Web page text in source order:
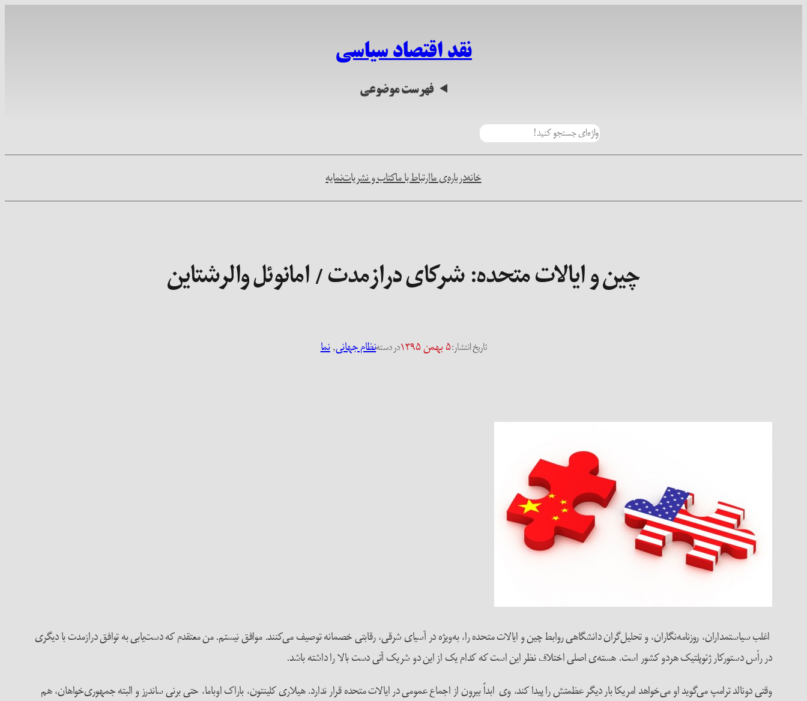
نقد اقتصاد سیاسی
فهرست موضوعی
خانهدرباره‌ی ماارتباط با ماکتاب و نشریاتنمایه
چین و ایالات متحده: شرکای درازمدت / امانوئل والرشتاین
تاریخ انتشار:۵ بهمن ۱۳۹۵ در دستهنظام جهانی, نما
اغلب سیاستمداران، روزنامه‌نگاران، و تحلیل‌گران دانشگاهی روابط چین و ایالات متحده را، به‌ویژه در آسیای شرقی، رقابتی خصمانه توصیف می‌کنند. موافق نیستم. من معتقدم که دست‌یابی به توافق درازمدت با دیگری
در رأس دستورکار ژئوپلتیک هردو کشور است. هسته‌ی اصلی اختلاف نظر این است که کدام یک از این دو شریک آتی دست بالا را داشته باشد.
وقتی دونالد ترامپ می‌گوید او می‌خواهد امریکا بار دیگر عظمتش را پیدا کند، وی ابداً بیرون از اجماع عمومی در ایالات متحده قرار ندارد. هیلاری کلینتون، باراک اوباما، حتی برنی ساندرز و البته جمهوری‌خواهان، هم